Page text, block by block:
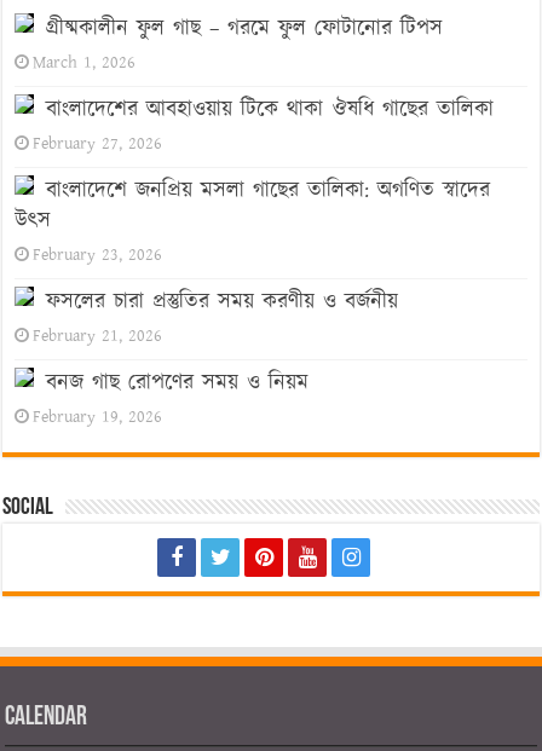
গ্রীষ্মকালীন ফুল গাছ – গরমে ফুল ফোটানোর টিপস
March 1, 2026
বাংলাদেশের আবহাওয়ায় টিকে থাকা ঔষধি গাছের তালিকা
February 27, 2026
বাংলাদেশে জনপ্রিয় মসলা গাছের তালিকা: অগণিত স্বাদের
উৎস
February 23, 2026
ফসলের চারা প্রস্তুতির সময় করণীয় ও বর্জনীয়
February 21, 2026
বনজ গাছ রোপণের সময় ও নিয়ম
February 19, 2026
Social
Calendar